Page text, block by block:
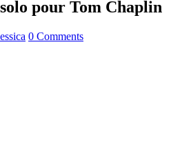
pour Tom Chaplin
0 Comments